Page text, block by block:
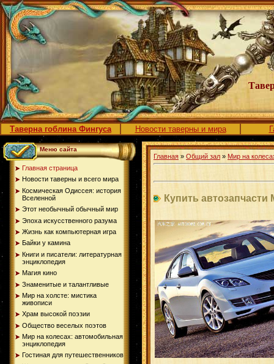
Таверна гоблина Фингуса Новости таверны и мира
Меню сайта
Главная страница
Новости таверны и всего мира
Космическая Одиссея: история
Вселенной
Этот необычный обычный мир
Эпоха искусственного разума
Жизнь как компьютерная игра
Байки у камина
Книги и писатели: литературная
энциклопедия
Магия кино
Знаменитые и талантливые
Мир на холсте: мистика
живописи
Храм высокой поэзии
Общество веселых поэтов
Мир на колесах: автомобильная
энциклопедия
Гостиная для путешественников
Главная » Общий зал » Мир на
Купить